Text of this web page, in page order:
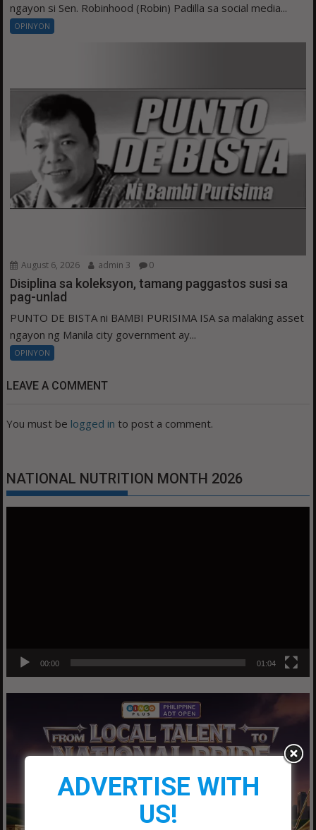
ngayon si Sen. Robinhood (Robin) Padilla sa social media...
OPINYON
August 6, 2026 admin 3 0
Disiplina sa koleksyon, tamang paggastos susi sa
pag-unlad
PUNTO DE BISTA ni BAMBI PURISIMA ISA sa malaking asset
ngayon ng Manila city government ay...
OPINYON
LEAVE A COMMENT
You must be logged in to post a comment.
NATIONAL NUTRITION MONTH 2026
00:00 01:04
ADVERTISE WITH
US!